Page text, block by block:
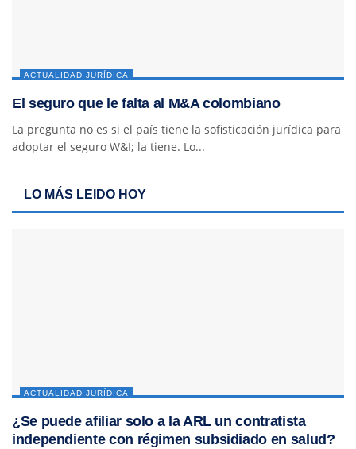
ACTUALIDAD JURÍDICA
El seguro que le falta al M&A colombiano
La pregunta no es si el país tiene la sofisticación jurídica para
adoptar el seguro W&I; la tiene. Lo...
LO MÁS LEIDO HOY
ACTUALIDAD JURÍDICA
¿Se puede afiliar solo a la ARL un contratista
independiente con régimen subsidiado en salud?